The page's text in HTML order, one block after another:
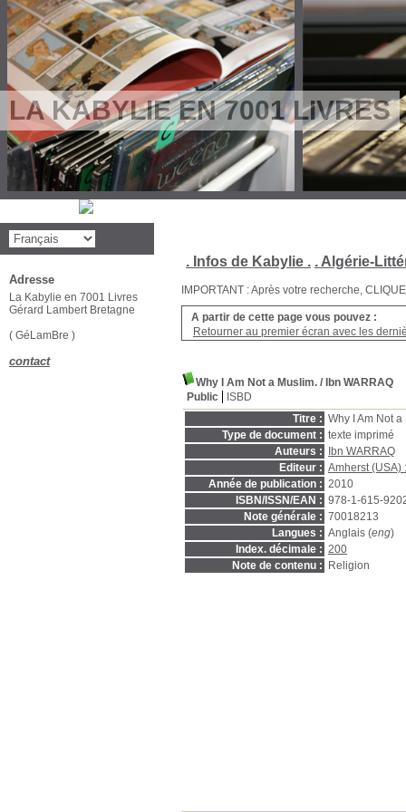
LA KABYLIE EN 7001 LIVRES
. Infos de Kabylie . . Algérie-
IMPORTANT : Après votre recherche,
A partir de cette page vous pouvez :
Retourner au premier écran avec les
Why I Am Not a Muslim. / Ibn WARRAQ
Public
ISBD
Titre : Why I Am Not a
Type de document : texte imprimé
Auteurs :
Ibn WARRAQ
Editeur : Amherst (USA)
Année de publication : 2010
ISBN/ISSN/EAN : 978-1-615-
Note générale : 70018213
Langues : Anglais (eng)
Index. décimale : 200
Note de contenu :
Religion
Adresse
La Kabylie en 7001 Livres
Gérard Lambert Bretagne
( GéLamBre )
contact